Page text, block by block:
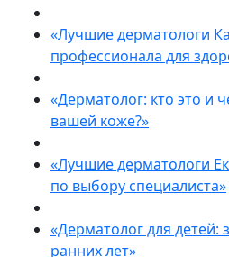
«Лучшие дерматологи
профессионала для
«Дерматолог: кто это и
вашей коже?»
«Лучшие дерматологи
по выбору специалиста»
«Дерматолог для детей:
ранних лет»